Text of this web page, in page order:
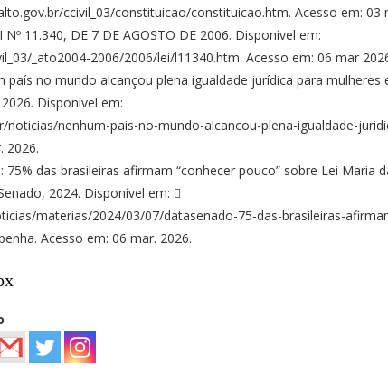
ccivil_03/constituicao/constituicao.htm. Acesso em: 03
11.340, DE 7 DE AGOSTO DE 2006. Disponível em:
_ato2004-2006/2006/lei/l11340.htm. Acesso em: 06 mar
país no mundo alcançou plena igualdade jurídica para mulheres
Disponível em:
nenhum-pais-no-mundo-alcancou-plena-igualdade-
2026.
75% das brasileiras afirmam “conhecer pouco” sobre Lei Maria
2024. Disponível em: 
materias/2024/03/07/datasenado-75-das-brasileiras-
Acesso em: 06 mar. 2026.